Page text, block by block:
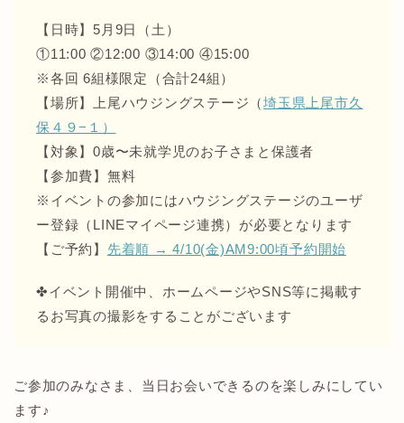
【日時】5月9日（土）
①11:00 ②12:00 ③14:00 ④15:00
※各回 6組様限定（合計24組）
【場所】上尾ハウジングステージ（埼玉県上尾市久
保４９−１）
【対象】0歳〜未就学児のお子さまと保護者
【参加費】無料
※イベントの参加にはハウジングステージのユーザ
ー登録（LINEマイページ連携）が必要となります
【ご予約】 先着順 → 4/10(金)AM9:00頃予約開始
✤イベント開催中、ホームページやSNS等に掲載す
るお写真の撮影をすることがございます
ご参加のみなさま、当日お会いできるのを楽しみにしてい
ます♪